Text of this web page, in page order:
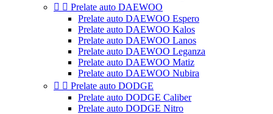
  Prelate auto DAEWOO
Prelate auto DAEWOO Espero
Prelate auto DAEWOO Kalos
Prelate auto DAEWOO Lanos
Prelate auto DAEWOO Leganza
Prelate auto DAEWOO Matiz
Prelate auto DAEWOO Nubira
  Prelate auto DODGE
Prelate auto DODGE Caliber
Prelate auto DODGE Nitro